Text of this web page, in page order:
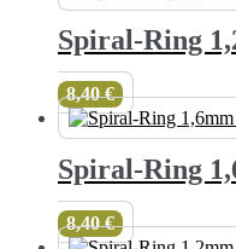
Spiral-Ring
8,40€
Spiral-Ring
8,40€